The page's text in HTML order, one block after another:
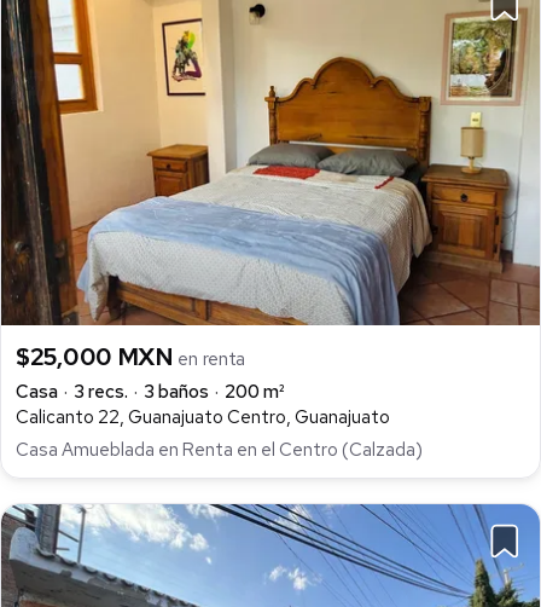
$25,000 MXN en renta
Casa
3 recs. 3 baños
200 m²
Calicanto 22, Guanajuato Centro, Guanajuato
Casa Amueblada en Renta en el Centro (Calzada)